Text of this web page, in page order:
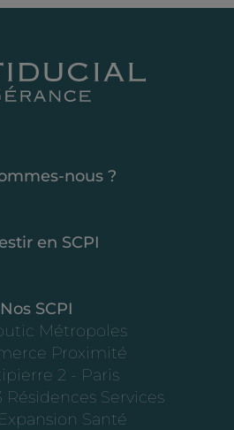
nous ?
en SCPI
Nos SCPI
Métropoles
Proximité
2 - Paris
Services
Santé